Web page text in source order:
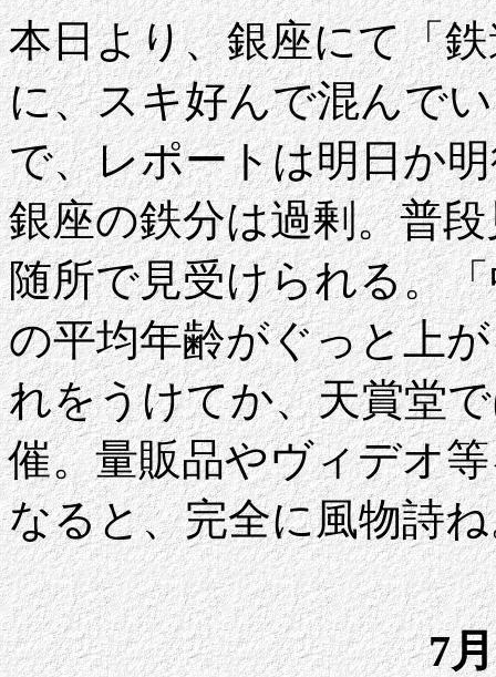
本日より、銀座にて「
に、スキ好んで混んで
で、レポートは明日か
銀座の鉄分は過剰。普
随所で見受けられる。
の平均年齢がぐっと上
れをうけてか、天賞堂
催。量販品やヴィデオ
なると、完全に風物詩
7